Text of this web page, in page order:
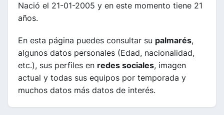
Nació el 21-01-2005 y en este momento tiene 21
años.
En esta página puedes consultar su palmarés,
algunos datos personales (Edad, nacionalidad,
etc.), sus perfiles en redes sociales, imagen
actual y todas sus equipos por temporada y
muchos datos más datos de interés.